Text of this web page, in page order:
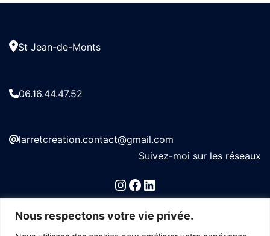
Nous respectons votre vie privée.
St Jean-de-Monts
06.16.44.47.52
larretcreation.contact@gmail.com
Suivez-moi sur les réseaux
Instagram
Facebook
LinkedIn